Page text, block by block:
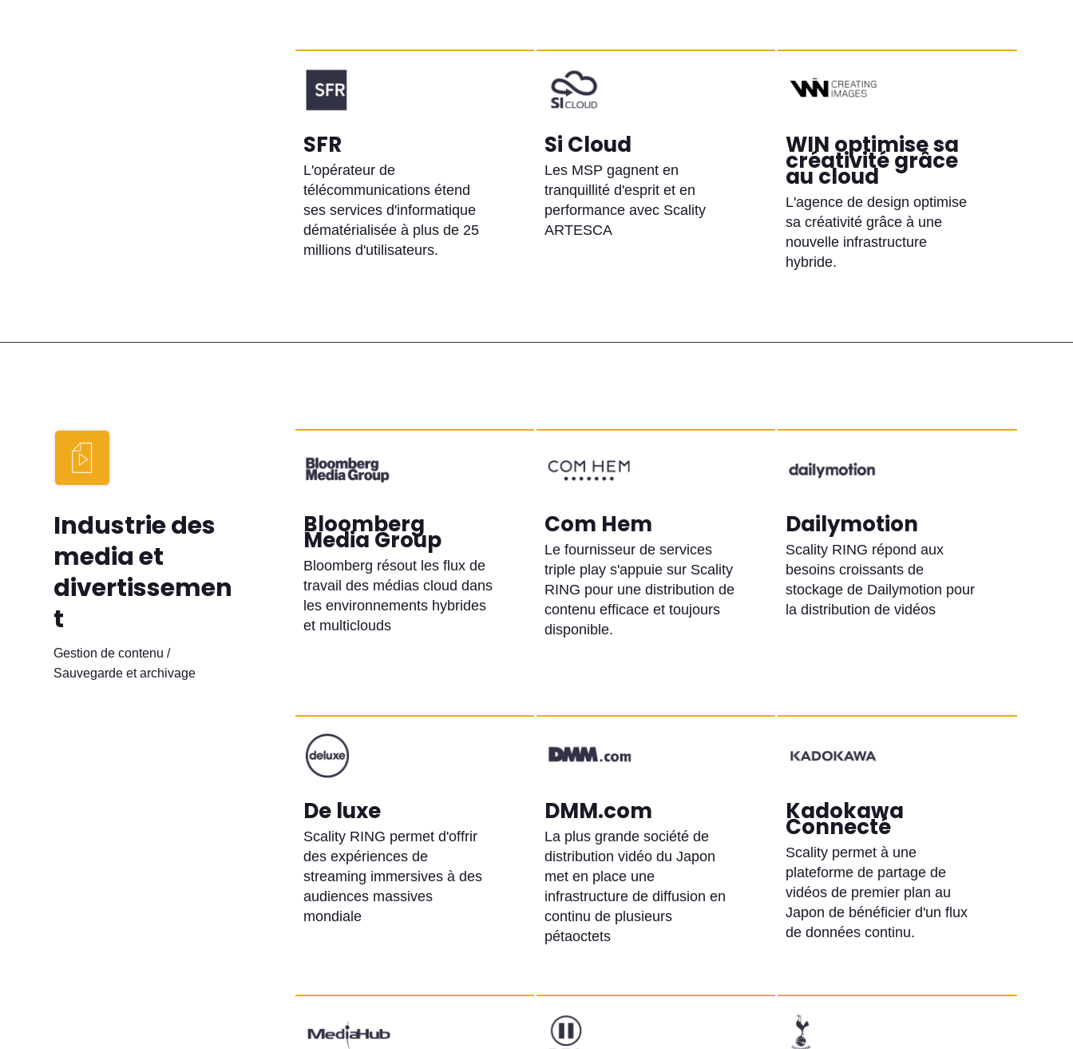
SFR
L'opérateur de
télécommunications étend
ses services d'informatique
dématérialisée à plus de 25
millions d'utilisateurs.
Si Cloud
Les MSP gagnent en
tranquillité d'esprit et en
performance avec Scality
ARTESCA
WIN optimise sa
créativité grâce
au cloud
L'agence de design optimise
sa créativité grâce à une
nouvelle infrastructure
hybride.
Industrie des
media et
divertissemen
t
Gestion de contenu /
Sauvegarde et archivage
Bloomberg
Media Group
Bloomberg résout les flux de
travail des médias cloud dans
les environnements hybrides
et multiclouds
Com Hem
Le fournisseur de services
triple play s'appuie sur Scality
RING pour une distribution de
contenu efficace et toujours
disponible.
Dailymotion
Scality RING répond aux
besoins croissants de
stockage de Dailymotion pour
la distribution de vidéos
De luxe
Scality RING permet d'offrir
des expériences de
streaming immersives à des
audiences massives
mondiale
DMM.com
La plus grande société de
distribution vidéo du Japon
met en place une
infrastructure de diffusion en
continu de plusieurs
pétaoctets
Kadokawa
Connecté
Scality permet à une
plateforme de partage de
vidéos de premier plan au
Japon de bénéficier d'un flux
de données continu.